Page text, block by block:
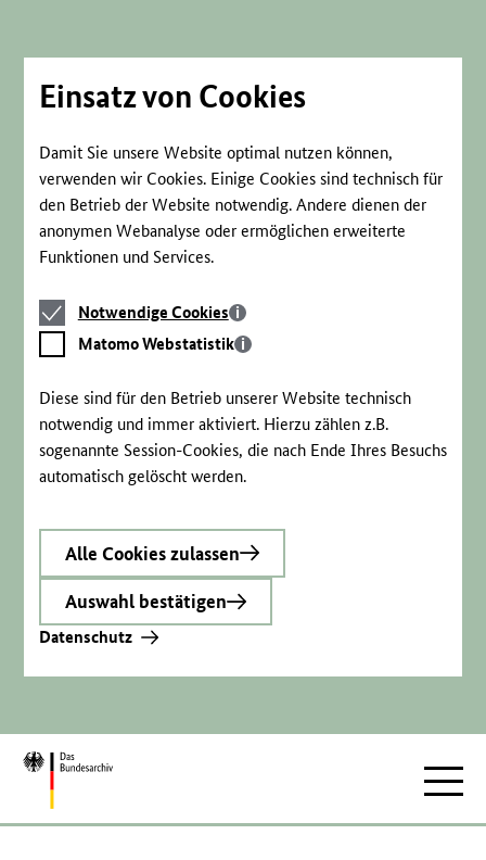
Einsatz von Cookies
Damit Sie unsere Website optimal nutzen können,
verwenden wir Cookies. Einige Cookies sind technisch für
den Betrieb der Website notwendig. Andere dienen der
anonymen Webanalyse oder ermöglichen erweiterte
Funktionen und Services.
Notwendige
Cookies
Notwendige Cookies
Matomo
Webstatistik
Matomo Webstatistik
Diese sind für den Betrieb unserer Website technisch
notwendig und immer aktiviert. Hierzu zählen z.B.
sogenannte Session-Cookies, die nach Ende Ihres Besuchs
automatisch gelöscht werden.
Alle Cookies zulassen
Auswahl bestätigen
Datenschutz
Zur